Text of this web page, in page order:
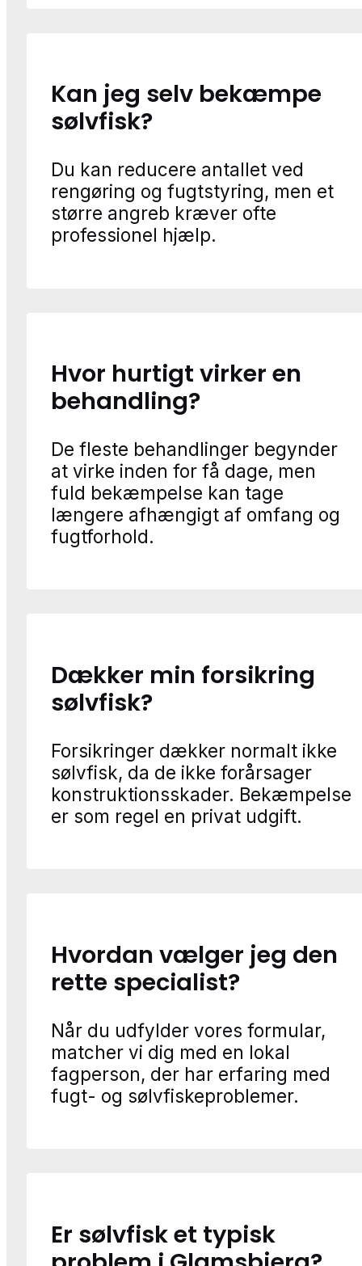
Kan jeg selv bekæmpe
sølvfisk?
Du kan reducere antallet ved
rengøring og fugtstyring, men et
større angreb kræver ofte
professionel hjælp.
Hvor hurtigt virker en
behandling?
De fleste behandlinger begynder
at virke inden for få dage, men
fuld bekæmpelse kan tage
længere afhængigt af omfang og
fugtforhold.
Dækker min forsikring
sølvfisk?
Forsikringer dækker normalt ikke
sølvfisk, da de ikke forårsager
konstruktionsskader. Bekæmpelse
er som regel en privat udgift.
Hvordan vælger jeg den
rette specialist?
Når du udfylder vores formular,
matcher vi dig med en lokal
fagperson, der har erfaring med
fugt- og sølvfiskeproblemer.
Er sølvfisk et typisk